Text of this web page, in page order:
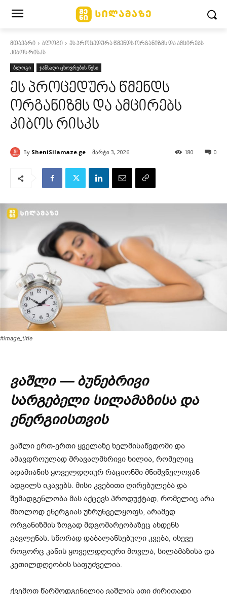
მთავარი ბლოგი
ეს პროცედურა წმენდს ორგანიზმს და ამცირებს
კიბოს რისკს
ბლოგი ჯანსაღი ცხოვრების წესი
ეს პროცედურა წმენდს
ორგანიზმს და ამცირებს
კიბოს რისკს
By SheniSilamaze.ge მარტი 3, 2026 0
180
#image_title
ვაშლი — ბუნებრივი
სარგებელი სილამაზისა და
ენერგიისთვის
ვაშლი ერთ-ერთი ყველაზე ხელმისაწვდომი და
ამავდროულად მრავალმხრივი ხილია, რომელიც
ადამიანის ყოველდღიურ რაციონში მნიშვნელოვან
ადგილს იკავებს. მისი კვებითი ღირებულება და
შემადგენლობა მას აქცევს პროდუქტად, რომელიც არა
მხოლოდ ენერგიას უზრუნველყოფს, არამედ
ორგანიზმის ზოგად მდგომარეობაზეც ახდენს
გავლენას. სწორად დაბალანსებული კვება, ისევე
როგორც კანის ყოველდღიური მოვლა, სილამაზისა და
კეთილდღეობის საფუძველია.
ქვემოთ წარმოდგენილია ვაშლის ათი ძირითადი